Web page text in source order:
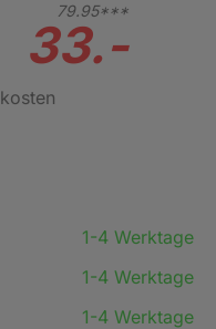
79.95***
33.-
1-4 Werktage
1-4 Werktage
1-4 Werktage